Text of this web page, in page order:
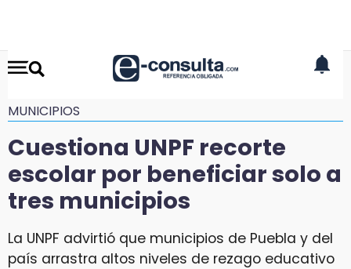
MUNICIPIOS
Cuestiona UNPF recorte
escolar por beneficiar solo a
tres municipios
La UNPF advirtió que municipios de Puebla y del
país arrastra altos niveles de rezago educativo